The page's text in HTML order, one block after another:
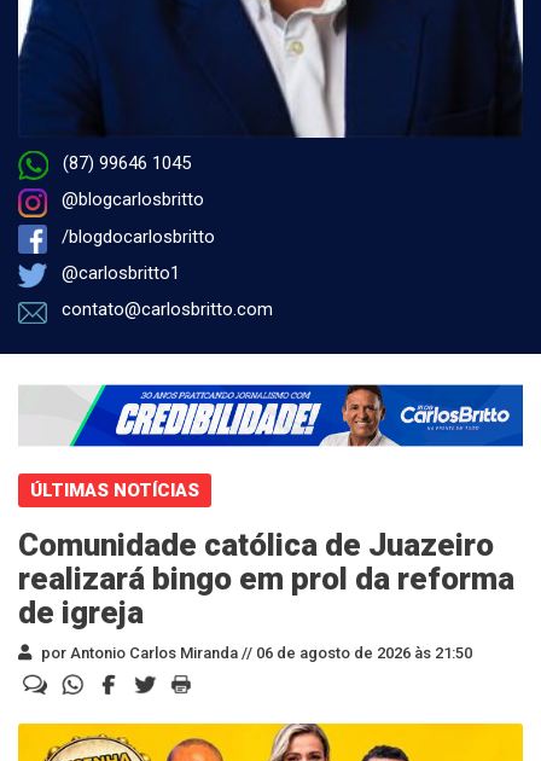
(87) 99646 1045
@blogcarlosbritto
/blogdocarlosbritto
@carlosbritto1
contato@carlosbritto.com
ÚLTIMAS NOTÍCIAS
Comunidade católica de Juazeiro
realizará bingo em prol da reforma
de igreja
por Antonio Carlos Miranda // 06 de agosto de 2026 às 21:50